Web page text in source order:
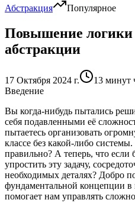
Абстракция
Популярное
Повышение
абстракции
17 Октября 2024 г.
13 минут
Введение
Вы когда-нибудь пытались
себя подавленными её
пытаетесь организовать
классе без какой-либо
правильно? А теперь, что если
упростить эту задачу,
необходимых деталях? Добро
фундаментальной концепции в
помогает нам управлять